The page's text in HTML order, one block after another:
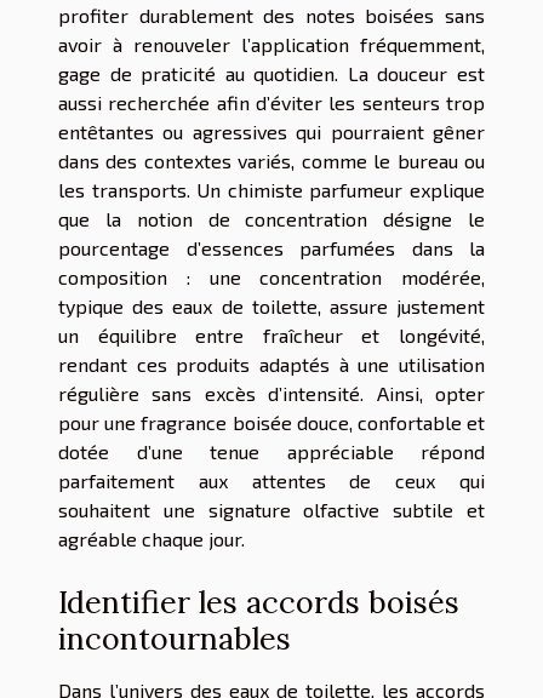
profiter durablement des notes boisées sans
avoir à renouveler l’application fréquemment,
gage de praticité au quotidien. La douceur est
aussi recherchée afin d’éviter les senteurs trop
entêtantes ou agressives qui pourraient gêner
dans des contextes variés, comme le bureau ou
les transports. Un chimiste parfumeur explique
que la notion de concentration désigne le
pourcentage d’essences parfumées dans la
composition : une concentration modérée,
typique des eaux de toilette, assure justement
un équilibre entre fraîcheur et longévité,
rendant ces produits adaptés à une utilisation
régulière sans excès d’intensité. Ainsi, opter
pour une fragrance boisée douce, confortable et
dotée d’une tenue appréciable répond
parfaitement aux attentes de ceux qui
souhaitent une signature olfactive subtile et
agréable chaque jour.
Identifier les accords boisés
incontournables
Dans l’univers des eaux de toilette, les accords